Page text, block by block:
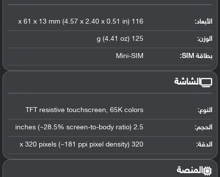
الأبعاد: 116 x 61 x 13 mm (4.57 x 2.40 x 0.51 in)
الوزن: 125 g (4.41 oz)
بطاقة SIM: Mini-SIM
الشاشة
النوع: TFT resistive touchscreen, 65K colors
الحجم: 2.5 inches (~28.5% screen-to-body ratio)
الدقة: 320 x 320 pixels (~181 ppi pixel density)
المنصة